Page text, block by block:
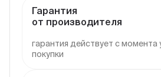
Гарантия
от производителя
гарантия действует с момента
покупки